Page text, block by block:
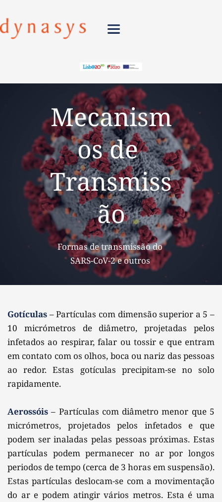
Mecanism
os de
Transmiss
ão
Formas de transmissão do
SARS-CoV-2 e outros
Gotículas – Partículas com dimensão superior a 5 –
10 micrómetros de diâmetro, projetadas pelos
infetados ao respirar, falar ou tossir e que entram
em contato com os olhos, boca ou nariz das pessoas
ao redor. Estas gotículas precipitam-se no solo
rapidamente.
Aerossóis – Partículas com diâmetro menor que 5
micrómetros, projetados pelos infetados e que
podem ser inaladas pelas pessoas próximas. Estas
partículas podem permanecer no ar por longos
periodos de tempo (cerca de 3 horas em suspensão).
Estas partículas deslocam-se com a movimentação
do ar e podem atingir vários metros. Esta é uma